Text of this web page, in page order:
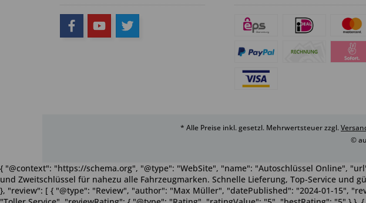
* Alle Preise inkl. gesetzl. Mehrwertsteuer zzgl.
©
{ "@context": "https://schema.org", "@type": "WebSite", "name": "Autoschlüssel Online",
und Zweitschlüssel für nahezu alle Fahrzeugmarken. Schnelle Lieferung, Top-Service und
}, "review": [ { "@type": "Review", "author": "Max Müller", "datePublished": "2024-01-15",